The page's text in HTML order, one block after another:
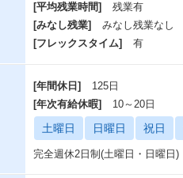
[平均残業時間]
残業有
[みなし残業]
みなし残業なし
[フレックスタイム]
有
[年間休日]
125日
[年次有給休暇]
10～20日
土曜日 日曜日 祝日
完全週休2日制(土曜日・日曜